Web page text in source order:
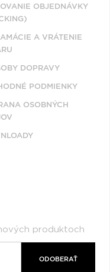
OBJEDNÁVKY
A VRÁTENIE
DOPRAVY
PODMIENKY
OSOBNÝCH
produktoch
ODOBERAŤ